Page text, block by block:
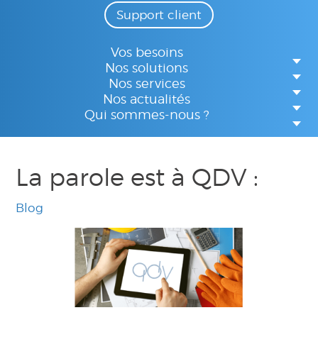
Support client
Vos besoins
Nos solutions
Nos services
Nos actualités
Qui sommes-nous ?
La parole est à QDV :
Blog